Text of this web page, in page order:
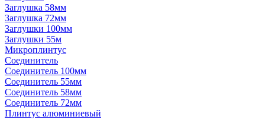
Заглушка 58мм
Заглушка 72мм
Заглушки 100мм
Заглушки 55м
Микроплинтус
Соединитель
Соединитель 100мм
Соединитель 55мм
Соединитель 58мм
Соединитель 72мм
Плинтус алюминиевый